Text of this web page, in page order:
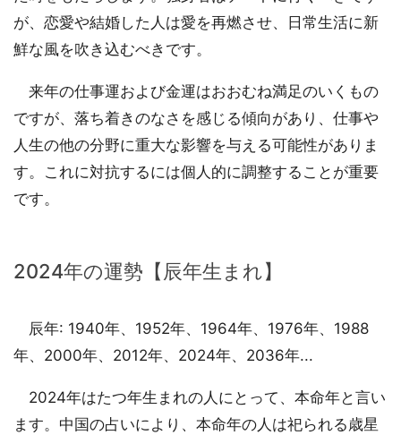
が、恋愛や結婚した人は愛を再燃させ、日常生活に新
鮮な風を吹き込むべきです。
来年の仕事運および金運はおおむね満足のいくもの
ですが、落ち着きのなさを感じる傾向があり、仕事や
人生の他の分野に重大な影響を与える可能性がありま
す。これに対抗するには個人的に調整することが重要
です。
2024年の運勢【辰年生まれ】
辰年: 1940年、1952年、1964年、1976年、1988
年、2000年、2012年、2024年、2036年...
2024年はたつ年生まれの人にとって、本命年と言い
ます。中国の占いにより、本命年の人は祀られる歳星